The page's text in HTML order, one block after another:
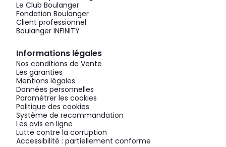
Le Club Boulanger
Fondation Boulanger
Client professionnel
Boulanger INFINITY
Informations légales
Nos conditions de Vente
Les garanties
Mentions légales
Données personnelles
Paramétrer les cookies
Politique des cookies
Système de recommandation
Les avis en ligne
Lutte contre la corruption
Accessibilité : partiellement conforme